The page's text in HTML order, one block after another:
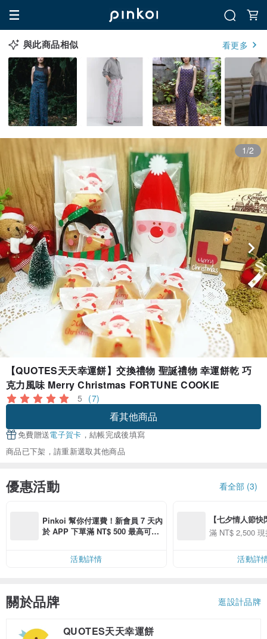
與此商品相似 看更多
1/2
【QUOTES天天幸運餅】交換禮物 聖誕禮物 幸運餅乾 巧
克力風味 Merry Christmas FORTUNE COOKIE
5 (7)
看其他商品
免費贈送電子賀卡 ，結帳完成後填寫
商品已下架，請重新選取其他商品
優惠活動 看全部 (3)
Pinkoi 幫你付運費！新會員 7 天內
於 APP 下單滿 NT$ 500 最高可折
活動詳情
【七夕情人節
用 APP 購買任
00 現折 NT$100
滿 NT$ 2,500
活動詳
關於品牌 逛設計品牌
QUOTES天天幸運餅